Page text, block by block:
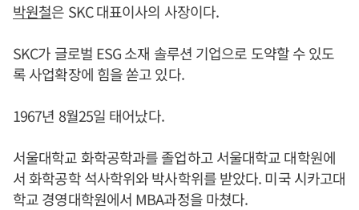
박원철은 SKC 대표이사의 사장이다.
SKC가 글로벌 ESG 소재 솔루션 기업으로 도약할 수 있도
록 사업확장에 힘을 쏟고 있다.
1967년 8월25일 태어났다.
서울대학교 화학공학과를 졸업하고 서울대학교 대학원에
서 화학공학 석사학위와 박사학위를 받았다. 미국 시카고대
학교 경영대학원에서 MBA과정을 마쳤다.